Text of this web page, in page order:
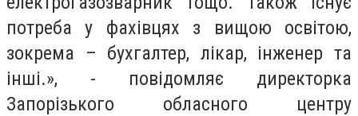
потреба у фахівцях з вищою освітою,
зокрема – бухгалтер, лікар, інженер та
інші.», - повідомляє директорка
Запорізького обласного центру